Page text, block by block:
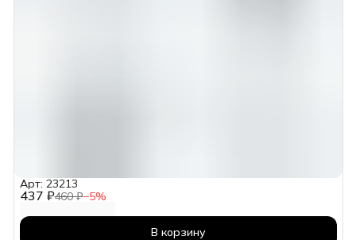
437 ₽460 ₽−5%
Арт: 23213
В корзину